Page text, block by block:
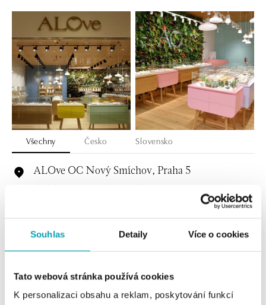
Souhlas Detaily Více o cookies
Tato webová stránka používá cookies
K personalizaci obsahu a reklam, poskytování funkcí
Všechny Česko Slovensko
ALOve OC Nový Smíchov, Praha 5
Plzeňská 8, 150 00 Praha 5 - Anděl
ALOve OC Olympia, Brno
tel.: +420604389337
dnes otevřeno do 21:00